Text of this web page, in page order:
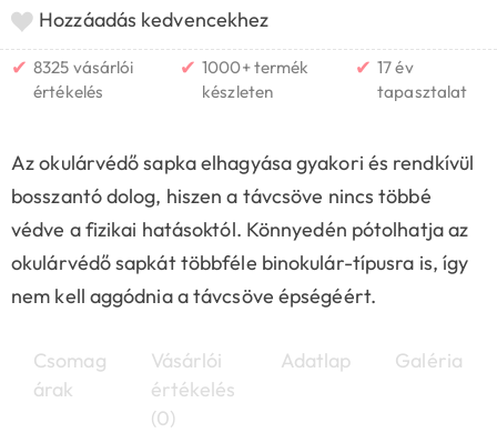
Hozzáadás kedvencekhez
✔ 8325 vásárlói
értékelés
✔ 1000+ termék
készleten
✔ 17 év
tapasztalat
Az okulárvédő sapka elhagyása gyakori és rendkívül
bosszantó dolog, hiszen a távcsöve nincs többé
védve a fizikai hatásoktól. Könnyedén pótolhatja az
okulárvédő sapkát többféle binokulár-típusra is, így
nem kell aggódnia a távcsöve épségéért.
Csomag
árak
Vásárlói
értékelés
(0)
Adatlap Galéria